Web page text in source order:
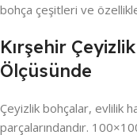
bohça çeşitleri ve
Kırşehir
Ölçüsünde
Çeyizlik bohçalar, evlilik
parçalarındandır.